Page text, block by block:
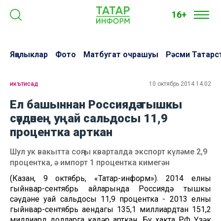
16+
Яңалыклар Фото Матбугат очрашуы Рәсми
икътисад 10 октябрь 2014 14:02
Ел башыннан Россиядә тышкы
сәүдәнең уңай сальдосы 11,9
процентка арткан
Шул ук вакытта соңгы кварталда экспорт күләме 2,9
процентка, ә импорт 1 процентка кимегән
(Казан, 9 октябрь, «Татар-информ»). 2014 елның
гыйнвар-сентябрь айларында Россиядә тышкы
сәүдәнең уңай сальдосы 11,9 процентка - 2013 елның
гыйнвар-сентябрь аендагы 135,1 миллиардтан 151,2